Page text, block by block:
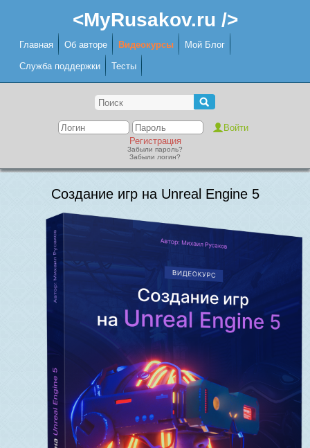
<MyRusakov.ru />
Главная Об авторе Видеокурсы Мой Блог
Служба поддержки Тесты
Регистрация
Забыли пароль?
Забыли логин?
Создание игр на Unreal Engine 5